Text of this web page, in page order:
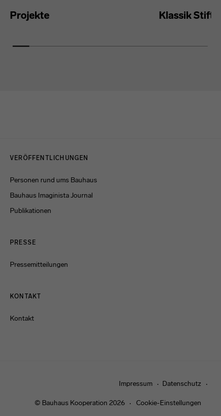
Projekte Klassik
VERÖFFENTLICHUNGEN
Personen rund ums Bauhaus
Bauhaus Imaginista Journal
Publikationen
PRESSE
Pressemitteilungen
KONTAKT
Kontakt
Impressum Datenschutz
© Bauhaus Kooperation 2026 Cookie-Einstellungen